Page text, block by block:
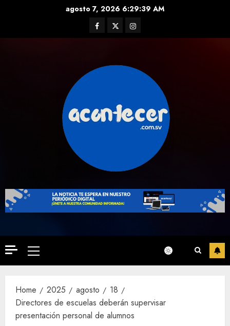
agosto 7, 2026 6:29:40 AM
Facebook
TwitterInstagram
Primary
Menu
Home 2025 agosto
18
Directores de escuelas deberán supervisar
presentación personal de alumnos